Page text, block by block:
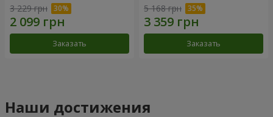
3 229 грн
Заказать
5 168 грн
Заказать
Наши достижения